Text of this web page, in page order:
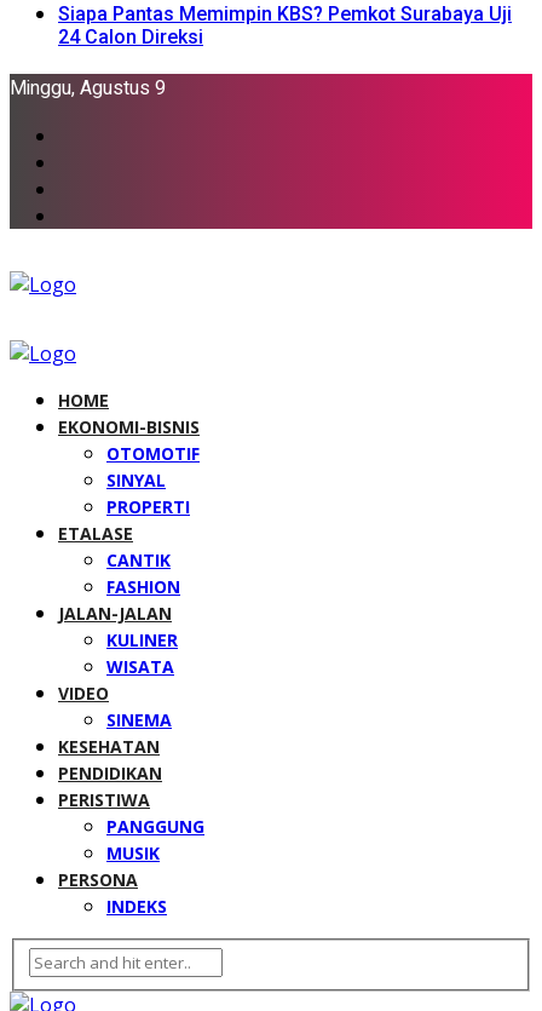
Siapa Pantas Memimpin KBS? Pemkot Surabaya Uji
24 Calon Direksi
Minggu, Agustus 9
HOME
EKONOMI-BISNIS
OTOMOTIF
SINYAL
PROPERTI
ETALASE
CANTIK
FASHION
JALAN-JALAN
KULINER
WISATA
VIDEO
SINEMA
KESEHATAN
PENDIDIKAN
PERISTIWA
PANGGUNG
MUSIK
PERSONA
INDEKS